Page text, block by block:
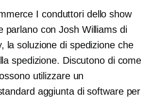
I conduttori dello show
parlano con Josh Williams di
la soluzione di spedizione che
spedizione. Discutono di come
utilizzare un
aggiunta di software per